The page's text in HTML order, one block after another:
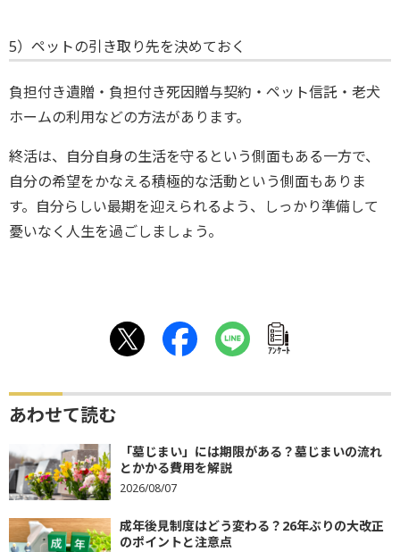
5）ペットの引き取り先を決めておく
負担付き遺贈・負担付き死因贈与契約・ペット信託・老犬
ホームの利用などの方法があります。
終活は、自分自身の生活を守るという側面もある一方で、
自分の希望をかなえる積極的な活動という側面もありま
す。自分らしい最期を迎えられるよう、しっかり準備して
憂いなく人生を過ごしましょう。
ｱﾝｹｰﾄ
あわせて読む
「墓じまい」には期限がある？墓じまいの流れ
とかかる費用を解説
2026/08/07
成年後見制度はどう変わる？26年ぶりの大改正
のポイントと注意点